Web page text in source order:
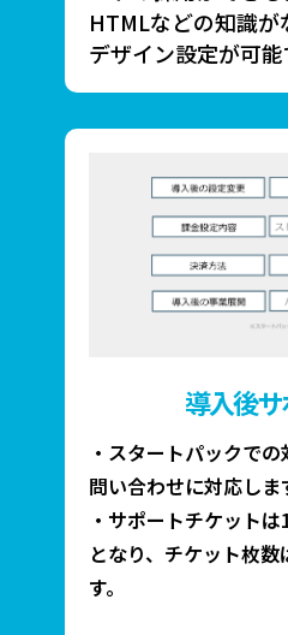
HTMLなどの知識が
デザイン設定が可能
導入後
・スタートパックで
問い合わせに対応しま
・サポートチケット
となり、チケット枚
す。